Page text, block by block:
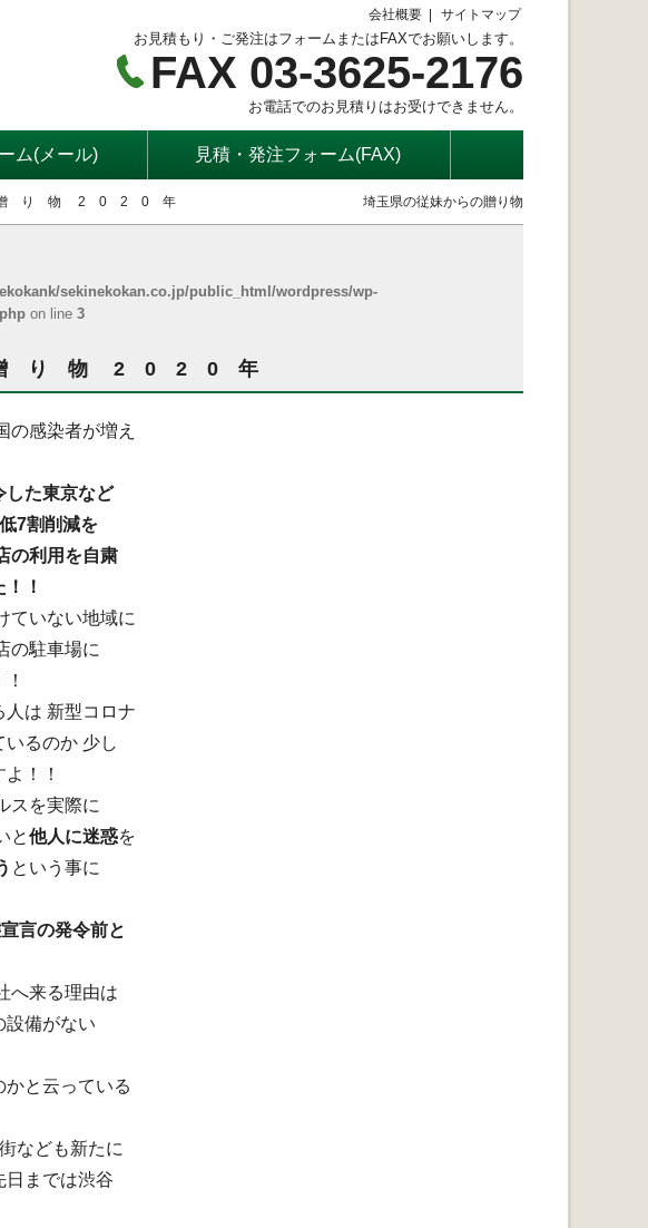
会社概要 サイトマップ
お見積もり・ご発注はフォームまたはFAXでお願いします。
FAX 03-3625-2176
お電話でのお見積りはお受けできません。
ム(メール) 見積・発注フォーム(FAX)
り 物 2 0 2 0 年 埼玉県の従妹からの贈り物
sekinekokan.co.jp/public_html/wordpress/wp-
on line 3
り 物 2 0 2 0 年
の感染者が増え
した東京など
7割削減を
の利用を自粛
！
ていない地域に
の駐車場に
人は 新型コロナ
るのか 少し
！！
スを実際に
と他人に迷惑を
という事に
言の発令前と
へ来る理由は
設備がない
と云っている
なども新たに
日までは渋谷